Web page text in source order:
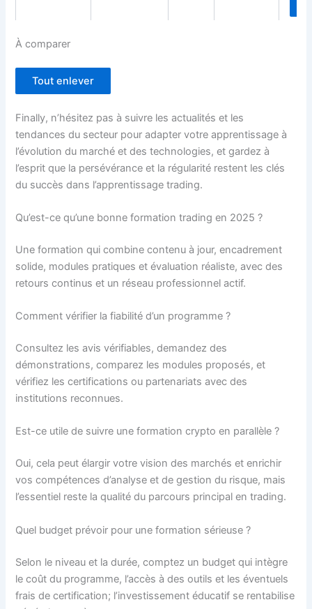
Contenu détaillé: Coaching personnalisé, plan
Comparer (0)
À comparer
Tout enlever
Finally, n’hésitez pas à suivre les actualités et les
tendances du secteur pour adapter votre apprentissage à
l’évolution du marché et des technologies, et gardez à
l’esprit que la persévérance et la régularité restent les clés
du succès dans l’apprentissage trading.
Qu’est-ce qu’une bonne formation trading en 2025 ?
Une formation qui combine contenu à jour, encadrement
solide, modules pratiques et évaluation réaliste, avec des
retours continus et un réseau professionnel actif.
Comment vérifier la fiabilité d’un programme ?
Consultez les avis vérifiables, demandez des
démonstrations, comparez les modules proposés, et
vérifiez les certifications ou partenariats avec des
institutions reconnues.
Est-ce utile de suivre une formation crypto en parallèle ?
Oui, cela peut élargir votre vision des marchés et enrichir
vos compétences d’analyse et de gestion du risque, mais
l’essentiel reste la qualité du parcours principal en trading.
Quel budget prévoir pour une formation sérieuse ?
Selon le niveau et la durée, comptez un budget qui intègre
le coût du programme, l’accès à des outils et les éventuels
frais de certification; l’investissement éducatif se rentabilise